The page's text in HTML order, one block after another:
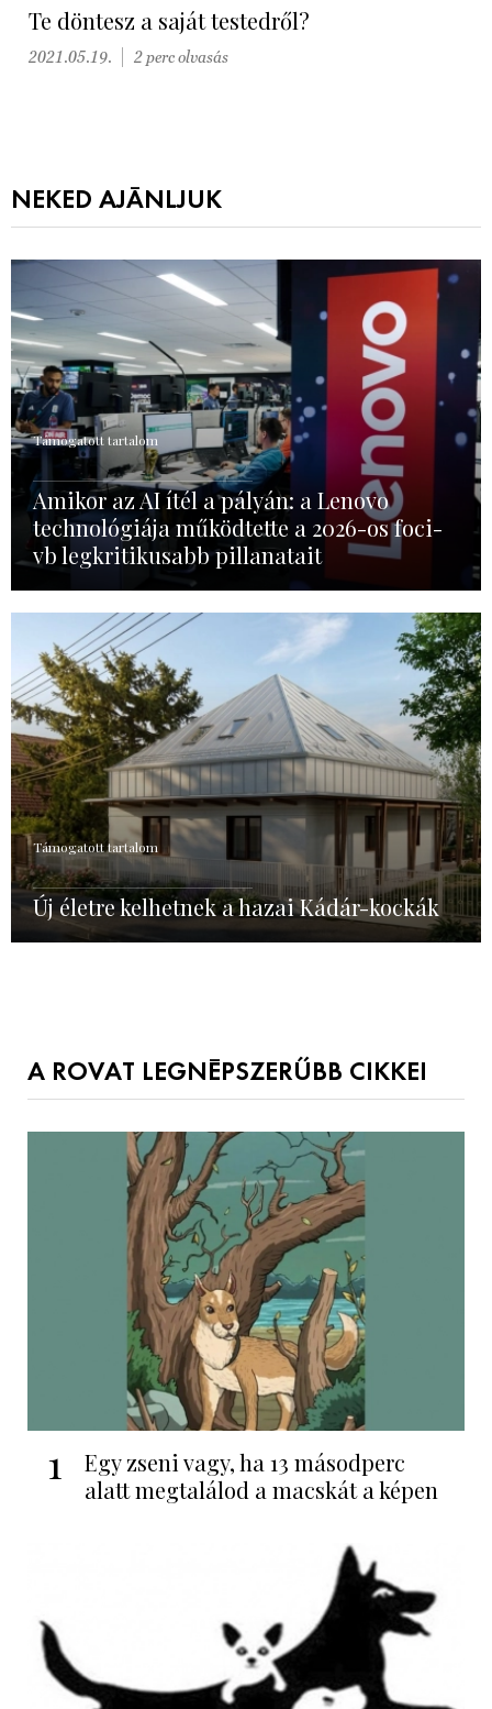
Te döntesz a saját testedről?
2021.05.19. 2 perc olvasás
NEKED AJÁNLJUK
Támogatott tartalom
Amikor az AI ítél a pályán: a Lenovo
technológiája működtette a 2026-os foci-
vb legkritikusabb pillanatait
Támogatott tartalom
Új életre kelhetnek a hazai Kádár-kockák
A ROVAT LEGNÉPSZERŰBB CIKKEI
1
Egy zseni vagy, ha 13 másodperc
alatt megtalálod a macskát a képen